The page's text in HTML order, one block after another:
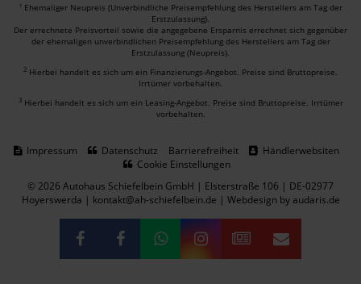
1 Ehemaliger Neupreis (Unverbindliche Preisempfehlung des Herstellers am Tag der
Erstzulassung).
Der errechnete Preisvorteil sowie die angegebene Ersparnis errechnet sich gegenüber
der ehemaligen unverbindlichen Preisempfehlung des Herstellers am Tag der
Erstzulassung (Neupreis).
2 Hierbei handelt es sich um ein Finanzierungs-Angebot. Preise sind Bruttopreise.
Irrtümer vorbehalten.
3 Hierbei handelt es sich um ein Leasing-Angebot. Preise sind Bruttopreise. Irrtümer
vorbehalten.
Impressum Datenschutz Barrierefreiheit
Händlerwebsiten
Cookie Einstellungen
© 2026 Autohaus Schiefelbein GmbH | Elsterstraße 106 | DE-02977
Hoyerswerda | kontakt@ah-schiefelbein.de | Webdesign by audaris.de